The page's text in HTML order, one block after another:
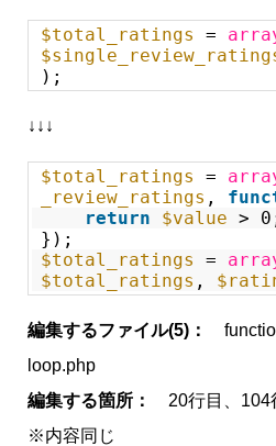
$total_ratings =
);
↓↓↓
$total_ratings =
_review_ratings ,
return
$value >
});
$total_ratings
=
$total_ratings ,
編集するファイル(5)：
loop.php
編集する箇所：
20行目、104
※内容同じ